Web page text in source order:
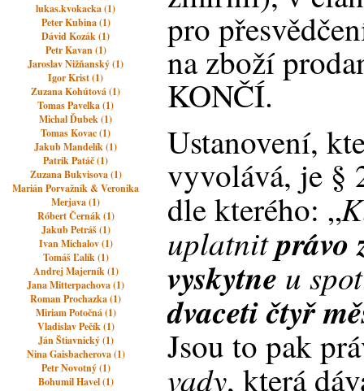
lukas.kvokacka (1)
Peter Kubina (1)
Dávid Kozák (1)
Petr Kavan (1)
Jaroslav Nižňanský (1)
Igor Krist (1)
Zuzana Kohútová (1)
Tomas Pavelka (1)
Michal Ďubek (1)
Tomas Kovac (1)
Jakub Mandelík (1)
Patrik Patáč (1)
Zuzana Bukvisova (1)
Marián Porvažník & Veronika
Merjava (1)
Róbert Černák (1)
Jakub Petráš (1)
Ivan Michalov (1)
Tomáš Ľalík (1)
Andrej Majerník (1)
Jana Mitterpachova (1)
Roman Prochazka (1)
Miriam Potočná (1)
Vladislav Pečík (1)
Ján Štiavnický (1)
Nina Gaisbacherova (1)
Petr Novotný (1)
Bohumil Havel (1)
pro
na zboží
KONČÍ.
Ustanovení,
vyvolává, je §
dle kterého: „
uplatnitprávo
vyskytne u
dvaceti čtyř
Jsou to pak
vady, která